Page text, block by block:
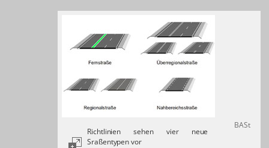
BASt
Richtlinien sehen vier neue
Sraßentypen vor